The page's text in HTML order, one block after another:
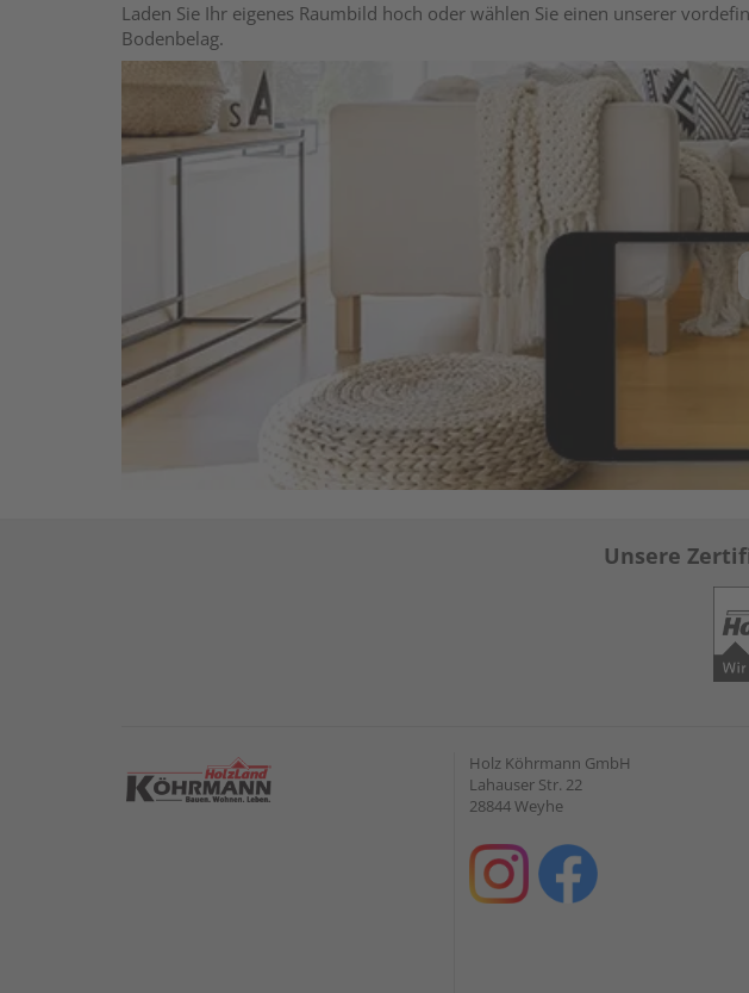
Laden Sie Ihr eigenes Raumbild hoch oder wählen Sie einen unserer
Bodenbelag.
Unsere
Holz Köhrmann GmbH
Lahauser Str. 22
28844 Weyhe